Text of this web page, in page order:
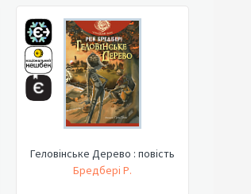
Геловінське Дерево : повість
Бредбері Р.